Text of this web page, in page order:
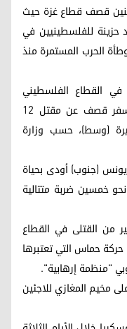
الإثنين قصف قطاع غزة حيث
حزينة للفلسطينيين في
الحرب المستمرة منذ
القطاع الفلسطيني
للحظة. وفي وقت مبكر من الإثنين، أسفر قصف عن مقتل 12
(وسط)، حسب وزارة
(جنوب) أودى بحياة
خمسين ضربة متتالية
من القتلى في القطاع
المكتظ بالسكان وتسيطر عليه منذ 2007 حركة حماس التي تعتبرها
"منظمة إرهابية".
مخيم المغازي للاجئين